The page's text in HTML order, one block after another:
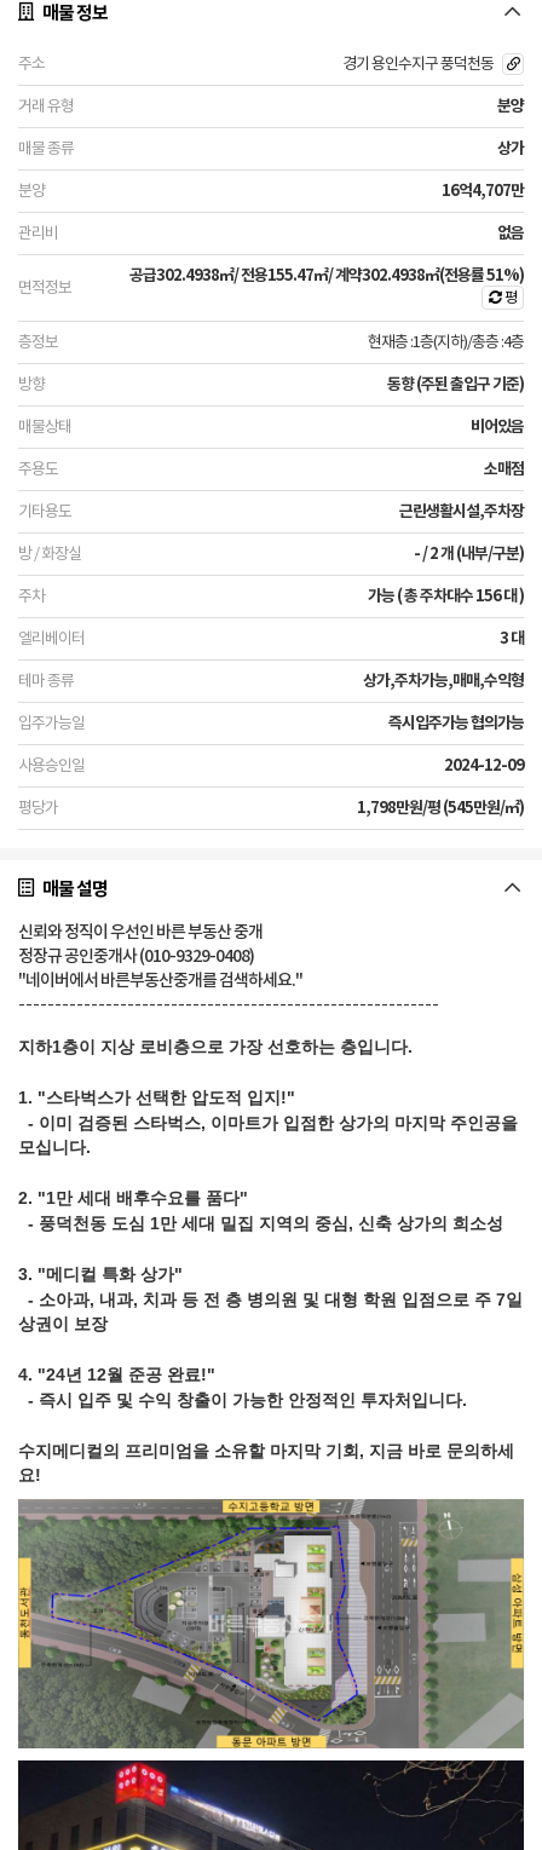
매물 정보
경기 용인수지구 풍덕천동
분양
상가
16억4,707만
없음
공급302.4938㎡/ 전용155.47㎡/ 계약302.4938㎡(전용률 51%)
평
현재층 :1층(지하)/총층 :4층
동향 (주된 출입구 기준)
비어있음
소매점
근린생활시설,주차장
- / 2 개 (내부/구분)
가능 ( 총 주차대수 156 대 )
3 대
상가,주차가능,매매,수익형
즉시입주가능 협의가능
2024-12-09
1,798만원/평 (545만원/㎡)
매물 설명
신뢰와 정직이 우선인 바른 부동산 중개
정장규 공인중개사 (010-9329-0408)
"네이버에서 바른부동산중개를 검색하세요."
----------------------------------------------------------
지하1층이 지상 로비층으로 가장 선호하는 층입니다.
1. "스타벅스가 선택한 압도적 입지!"
- 이미 검증된 스타벅스, 이마트가 입점한 상가의 마지막 주인공을
모십니다.
2. "1만 세대 배후수요를 품다"
- 풍덕천동 도심 1만 세대 밀집 지역의 중심, 신축 상가의 희소성
3. "메디컬 특화 상가"
- 소아과, 내과, 치과 등 전 층 병의원 및 대형 학원 입점으로 주 7일
상권이 보장
4. "24년 12월 준공 완료!"
- 즉시 입주 및 수익 창출이 가능한 안정적인 투자처입니다.
수지메디컬의 프리미엄을 소유할 마지막 기회, 지금 바로 문의하세
요!